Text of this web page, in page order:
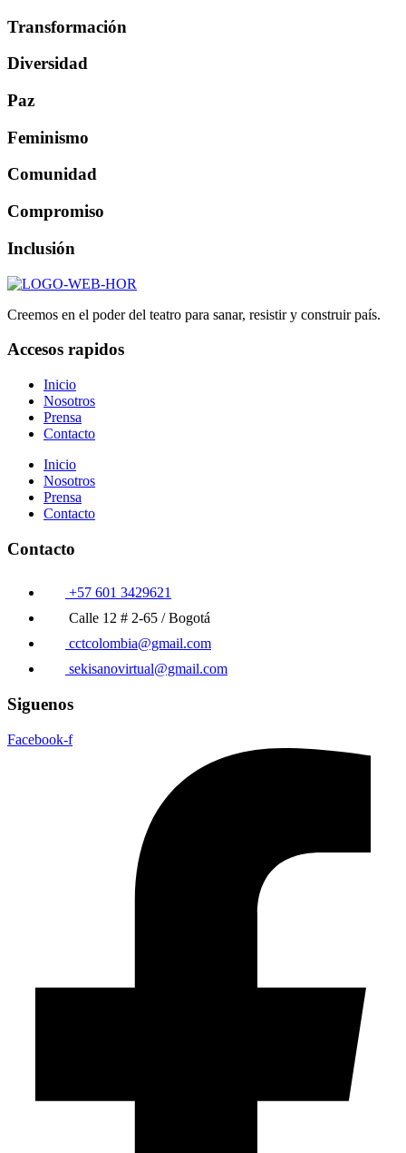
Transformación
Diversidad
Paz
Feminismo
Comunidad
Compromiso
Inclusión
Creemos en el poder del teatro para sanar, resistir y construir país.
Accesos rapidos
Inicio
Nosotros
Prensa
Contacto
Inicio
Nosotros
Prensa
Contacto
Contacto
+57 601 3429621
Calle 12 # 2-65 / Bogotá
cctcolombia@gmail.com
sekisanovirtual@gmail.com
Siguenos
Facebook-f